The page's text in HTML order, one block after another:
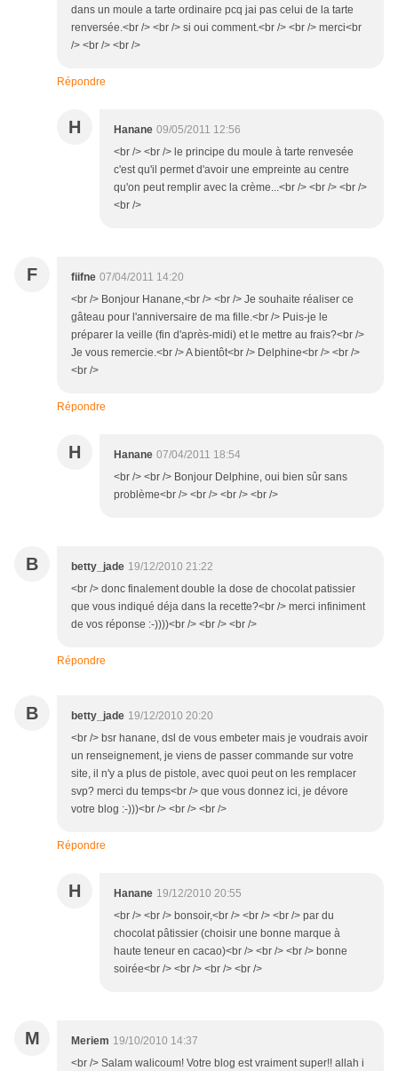
dans un moule a tarte ordinaire pcq jai pas celui de la tarte
renversée.<br /> <br /> si oui comment.<br /> <br /> merci<br
/> <br /> <br />
Répondre
H Hanane 09/05/2011 12:56
<br /> <br /> le principe du moule à tarte renvesée
c'est qu'il permet d'avoir une empreinte au centre
qu'on peut remplir avec la crème...<br /> <br /> <br />
<br />
F fiifne 07/04/2011 14:20
<br /> Bonjour Hanane,<br /> <br /> Je souhaite réaliser ce
gâteau pour l'anniversaire de ma fille.<br /> Puis-je le
préparer la veille (fin d'après-midi) et le mettre au frais?<br />
Je vous remercie.<br /> A bientôt<br /> Delphine<br /> <br />
<br />
Répondre
H Hanane 07/04/2011 18:54
<br /> <br /> Bonjour Delphine, oui bien sûr sans
problème<br /> <br /> <br /> <br />
B betty_jade 19/12/2010 21:22
<br /> donc finalement double la dose de chocolat patissier
que vous indiqué déja dans la recette?<br /> merci infiniment
de vos réponse :-))))<br /> <br /> <br />
Répondre
B betty_jade 19/12/2010 20:20
<br /> bsr hanane, dsl de vous embeter mais je voudrais avoir
un renseignement, je viens de passer commande sur votre
site, il n'y a plus de pistole, avec quoi peut on les remplacer
svp? merci du temps<br /> que vous donnez ici, je dévore
votre blog :-)))<br /> <br /> <br />
Répondre
H Hanane 19/12/2010 20:55
<br /> <br /> bonsoir,<br /> <br /> <br /> par du
chocolat pâtissier (choisir une bonne marque à
haute teneur en cacao)<br /> <br /> <br /> bonne
soirée<br /> <br /> <br /> <br />
M Meriem 19/10/2010 14:37
<br /> Salam walicoum! Votre blog est vraiment super!! allah i